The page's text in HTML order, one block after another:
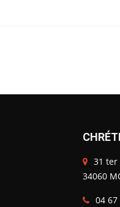
31 ter
34060
04 67